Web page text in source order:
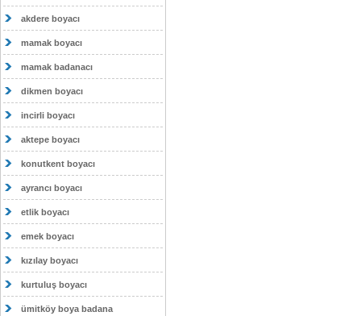
akdere boyacı
mamak boyacı
mamak badanacı
dikmen boyacı
incirli boyacı
aktepe boyacı
konutkent boyacı
ayrancı boyacı
etlik boyacı
emek boyacı
kızılay boyacı
kurtuluş boyacı
ümitköy boya badana